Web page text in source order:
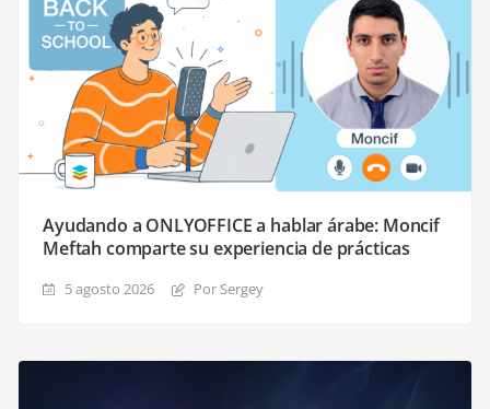
Ayudando a ONLYOFFICE a hablar árabe: Moncif
Meftah comparte su experiencia de prácticas
5 agosto 2026 Por Sergey